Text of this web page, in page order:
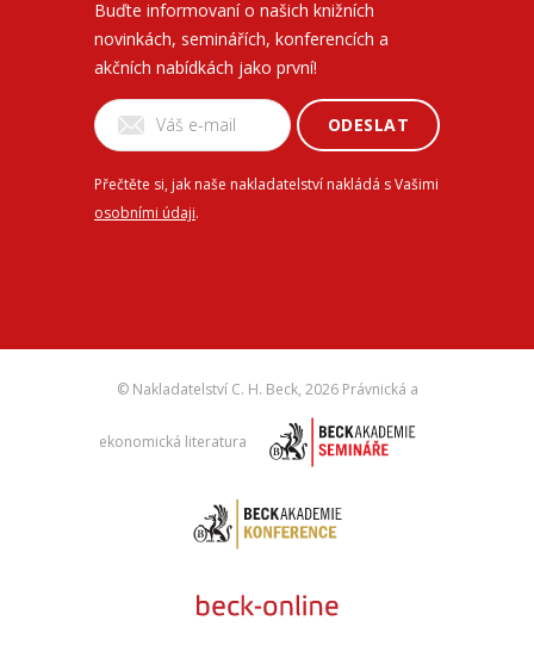
Buďte informovaní o našich knižních
novinkách, seminářích, konferencích a
akčních nabídkách jako první!
ODESLAT
Přečtěte si, jak naše nakladatelství nakládá s Vašimi
osobními údaji.
© Nakladatelství C. H. Beck, 2026 Právnická a
ekonomická literatura